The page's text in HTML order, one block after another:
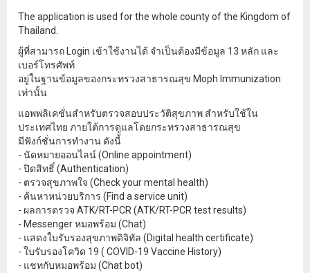
The application is used for the whole county of the Kingdom of
Thailand.
ผู้ที่สามารถ Login เข้าใช้งานได้ จำเป็นต้องมีข้อมูล 13 หลัก และ
เบอร์โทรศัพท์
อยู่ในฐานข้อมูลของกระทรวงสาธารณสุข Moph Immunization
เท่านั้น
แอพพลิเคชั่นสำหรับตรวจสอบประวัติสุขภาพ สำหรับใช้ใน
ประเทศไทย ภายใต้การดูแลโดยกระทรวงสาธารณสุข
มีฟังก์ชั่นการทำงาน ดังนี้
- นัดหมายออนไลน์ (Online appointment)
- ปิดสิทธิ์ (Authentication)
- ตรวจสุขภาพใจ (Check your mental health)
- ค้นหาหน่วยบริการ (Find a service unit)
- ผลการตรวจ ATK/RT-PCR (ATK/RT-PCR test results)
- Messenger หมอพร้อม (Chat)
- แสดงใบรับรองสุขภาพดิจิทัล (Digital health certificate)
- ใบรับรองโควิด 19 ( COVID-19 Vaccine History)
- แชทกับหมอพร้อม (Chat bot)